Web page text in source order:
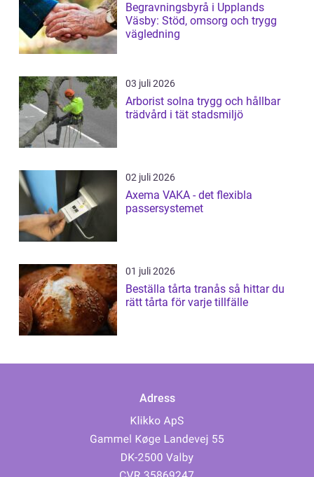
Begravningsbyrå i Upplands
Väsby: Stöd, omsorg och trygg
vägledning
03 juli 2026
Arborist solna trygg och hållbar
trädvård i tät stadsmiljö
02 juli 2026
Axema VAKA - det flexibla
passersystemet
01 juli 2026
Beställa tårta tranås så hittar du
rätt tårta för varje tillfälle
Adress